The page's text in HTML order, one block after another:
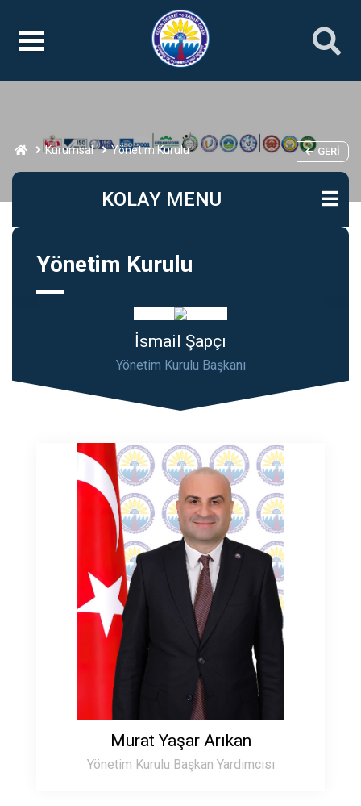
Kurumsal Yönetim Kurulu GERI
KOLAY MENU
Yönetim Kurulu
İsmail Şapçı
Yönetim Kurulu Başkanı
Murat Yaşar Arıkan
Yönetim Kurulu Başkan Yardımcısı